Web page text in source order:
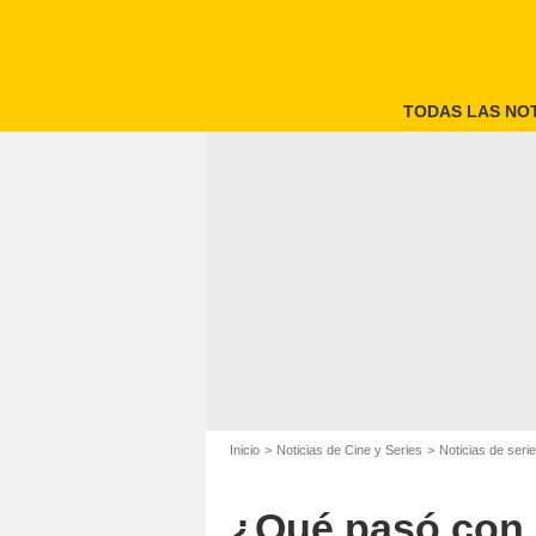
TODAS LAS
Inicio Noticias de Cine y Series Noticias de